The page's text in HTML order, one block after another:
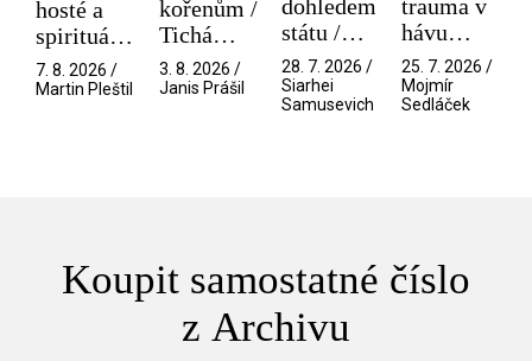
hosté a
spirituální
narušitelé
z vesmíru
7. 8. 2026 /
Martin Pleštil
kořenům /
Tichá
přítelkyně
3. 8. 2026 /
Janis Prášil
dohledem
státu /
Pramen
28. 7. 2026 /
Siarhei
Samusevich
trauma v
hávu
spektáklu
/ Odyssea
25. 7. 2026 /
Mojmír
Sedláček
Koupit samostatné číslo
z Archivu